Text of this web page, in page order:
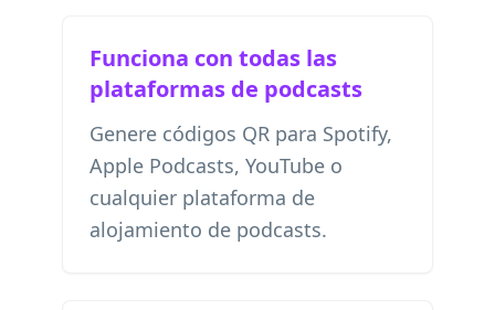
Funciona con todas las
plataformas de podcasts
Genere códigos QR para Spotify,
Apple Podcasts, YouTube o
cualquier plataforma de
alojamiento de podcasts.